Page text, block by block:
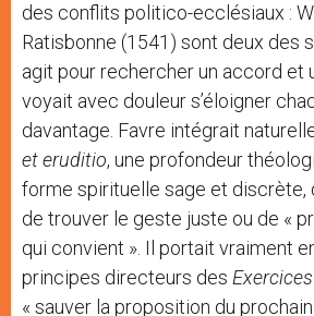
des conflits politico-ecclésiaux :
Ratisbonne (1541) sont deux des
agit pour rechercher un accord et
voyait avec douleur s’éloigner
davantage. Favre intégrait
et eruditio, une profondeur
forme spirituelle sage et discrète,
de trouver le geste juste ou de «
qui convient ». Il portait vraiment
principes directeurs des Exercices
« sauver la proposition du prochain